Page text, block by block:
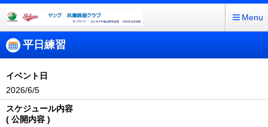
Menu
平日練習
イベント日
2026/6/5
スケジュール内容
( 公開内容 )